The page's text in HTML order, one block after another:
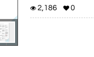
2,186
0